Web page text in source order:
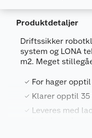
Produktdetaljer
Driftssikker
system og LONA
m2. Meget
For hager
Klarer opptil 35
Leveres med
Med
Generelt
Artikkelnummer
Leverandørens